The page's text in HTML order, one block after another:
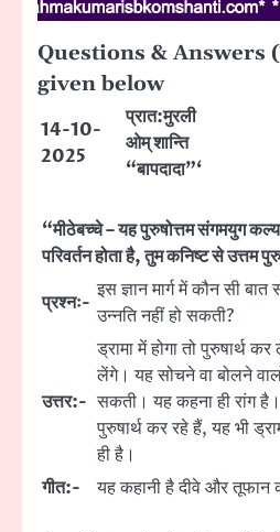
Questions & Answers
given below
14-10-
2025
प्रात:मुरली
ओम् शान्ति
“बापदादा”‘
“मीठेबच्चे – यह पुरुषोत्तम संगमयुग
परिवर्तन होता है, तुम कनिष्ट से उत्तम
प्रश्नः-
इस ज्ञान मार्ग में कौन सी
उन्नति नहीं हो सकती?
उत्तर:-
ड्रामा में होगा तो पुरुषार्थ
लेंगे। यह सोचने वा बोलने
सकती। यह कहना ही रांग
पुरुषार्थ कर रहे हैं, यह भी
ही है।
गीत:-
यह कहानी है दीवे और